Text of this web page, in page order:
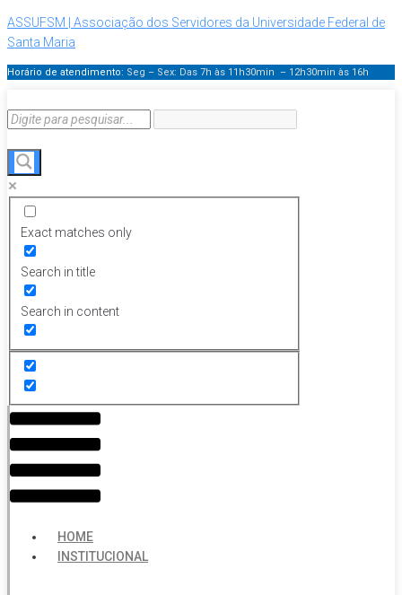
ASSUFSM | Associação dos Servidores da Universidade Federal de
Santa Maria
Horário de atendimento: Seg – Sex: Das 7h às 11h30min – 12h30min às 16h
Exact matches only
Search in title
Search in content
Menu
HOME
INSTITUCIONAL